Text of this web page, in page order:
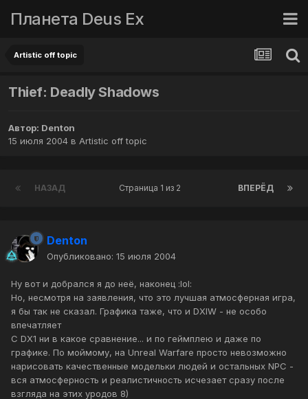
Планета Deus Ex
Artistic off topic
Thief: Deadly Shadows
Автор: Denton
15 июля 2004 в Artistic off topic
НАЗАД ВПЕРЁД
Страница 1 из 2
Denton
Опубликовано: 15 июля 2004
Ну вот и добрался я до неё, наконец :lol:
Но, несмотря на заявления, что это лучшая атмосферная игра,
я бы так не сказал. Графика таже, что и DXIW - не особо
впечатляет
С DX1 ни в какое сравнение... и по геймплею и даже по
графике. По моймому, на Unreal Warfare просто невозможно
нарисовать качественные модельки людей и остальных NPC -
вся атмосферность и реалистичность исчезает сразу после
взгляда на этих уродов 8)